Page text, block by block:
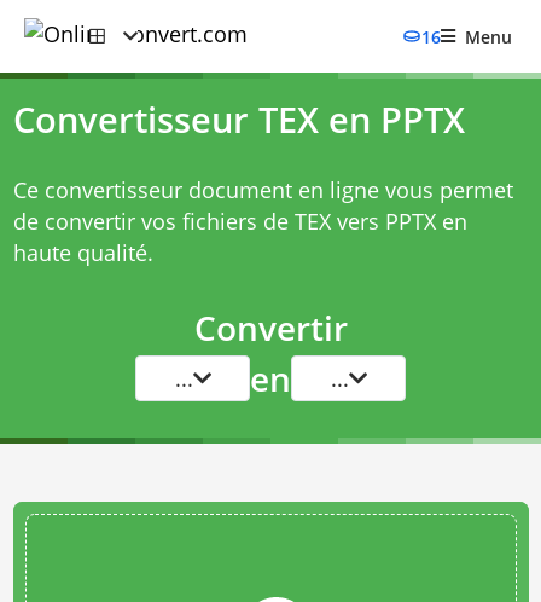
16 Menu
Convertisseur TEX en PPTX
Ce convertisseur document en ligne vous permet
de convertir vos fichiers de TEX vers PPTX en
haute qualité.
Convertir
... en ...